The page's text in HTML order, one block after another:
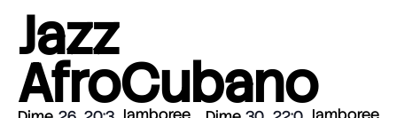
Jazz
AfroCubano